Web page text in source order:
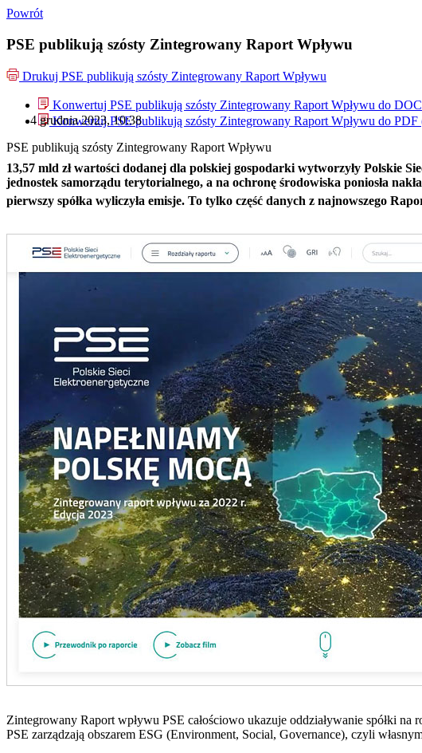
Powrót
PSE publikują szósty Zintegrowany Raport Wpływu
Drukuj PSE publikują szósty Zintegrowany Raport Wpływu
Konwertuj PSE publikują szósty Zintegrowany Raport Wpływu do DOC
Konwertuj PSE publikują szósty Zintegrowany Raport Wpływu do PDF
4 grudnia 2023, 10:38
PSE publikują szósty Zintegrowany Raport Wpływu
13,57 mld zł wartości dodanej dla polskiej gospodarki wytworzyły Polskie
jednostek samorządu terytorialnego, a na ochronę środowiska poniosła
pierwszy spółka wyliczyła emisje. To tylko część danych z najnowszego
Zintegrowany Raport wpływu PSE całościowo ukazuje oddziaływanie spółki
PSE zarządzają obszarem ESG (Environment, Social, Governance), czyli